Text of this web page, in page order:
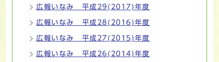
広報いなみ 平成29(2017)年度
広報いなみ 平成28(2016)年度
広報いなみ 平成27(2015)年度
広報いなみ 平成26(2014)年度